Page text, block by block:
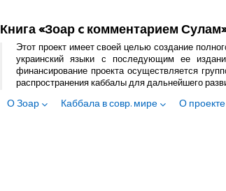
Книга «Зоар c комментарием
Этот проект имеет своей целью создание
украинский языки с последующим ее
финансирование проекта осуществляется
распространения каббалы для дальнейшего
О Зоар Каббала в совр. мире О